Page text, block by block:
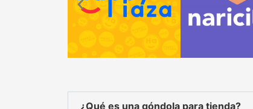
¿Qué es una góndola para tienda?